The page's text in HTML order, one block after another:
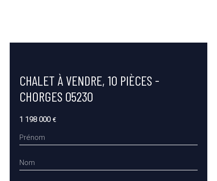
CHALET À VENDRE, 10 PIÈCES -
CHORGES 05230
1 198 000 €
Prénom
Nom